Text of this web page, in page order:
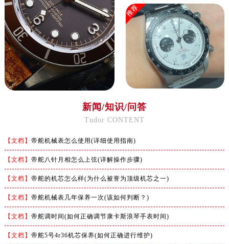
推荐
新闻/知识/问答
Tudor CONTENT
【文档】 帝舵机械表怎么使用(详细使用指南)
【文档】 帝舵八针月相怎么上弦(详解操作步骤)
【文档】 帝舵的机芯怎么样(为什么被誉为顶级机芯之一)
【文档】 帝舵机械表几年保养一次(该如何判断？)
【文档】 帝舵调时间(如何正确调节康卡斯浪琴手表时间)
【文档】 帝舵5号4r36机芯保养(如何正确进行维护)